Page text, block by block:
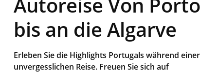
bis an die Algarve
Erleben Sie die Highlights Portugals während einer
unvergesslichen Reise. Freuen Sie sich auf